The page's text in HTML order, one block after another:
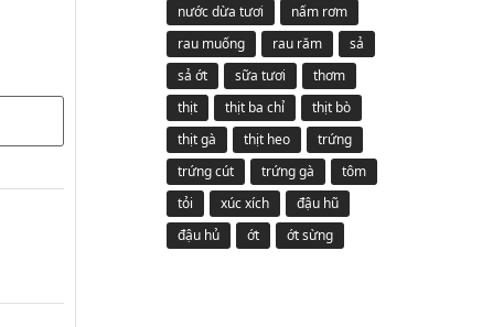
nước dừa tươi
nấm rơm
rau muống
rau răm
sả
sả ớt
sữa tươi
thơm
thịt
thịt ba chỉ
thịt bò
thịt gà
thịt heo
trứng
trứng cút
trứng gà
tôm
tỏi
xúc xích
đậu hũ
đậu hủ
ớt ớt sừng